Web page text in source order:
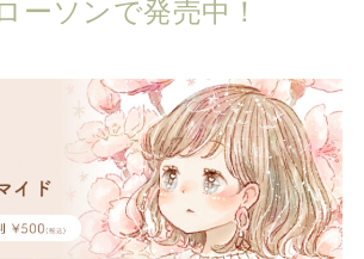
ーソンで発売中！